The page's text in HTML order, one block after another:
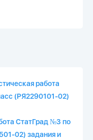
работа
(РЯ2290101-02)
СтатГрад №3 по
02) задания и